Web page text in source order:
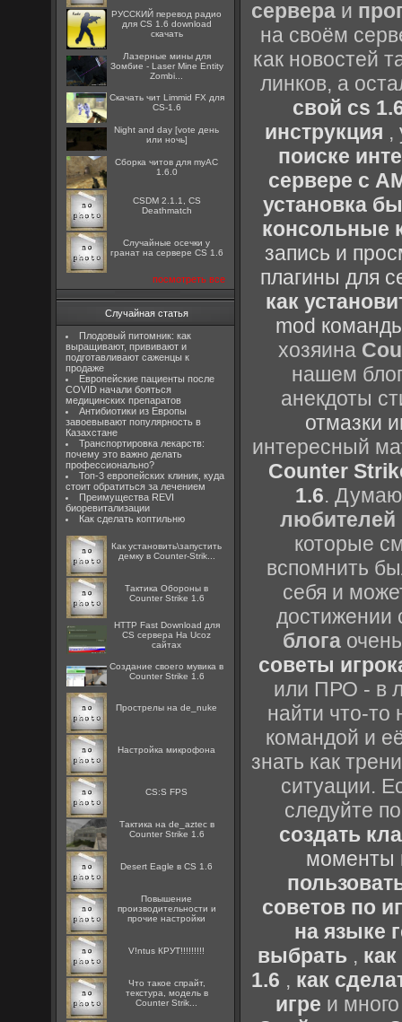
РУССКИЙ перевод радио
для CS 1.6 download
скачать
Лазерные мины для
Зомбие - Laser Mine Entity
Zombi...
Скачать чит Limmid FX для
CS-1.6
Night and day [vote день
или ночь]
Сборка читов для myAC
1.6.0
CSDM 2.1.1, CS
Deathmatch
Случайные осечки у
гранат на сервере CS 1.6
посмотреть все
Случайная статья
Плодовый питомник: как
выращивают, прививают и
подготавливают саженцы к
продаже
Европейские пациенты после
COVID начали бояться
медицинских препаратов
Антибиотики из Европы
завоевывают популярность в
Казахстане
Транспортировка лекарств:
почему это важно делать
профессионально?
Топ-3 европейских клиник, куда
стоит обратиться за лечением
Преимущества REVI
биоревитализации
Как сделать коптильню
Как установить\запустить
демку в Counter-Strik...
Тактика Обороны в
Counter Strike 1.6
HTTP Fast Download для
CS сервера На Ucoz
сайтах
Создание своего мувика в
Counter Strike 1.6
Прострелы на de_nuke
Настройка микрофона
CS:S FPS
Тактика на de_aztec в
Counter Strike 1.6
Desert Eagle в CS 1.6
Повышение
производительности и
прочие настройки
V!ntus КРУТ!!!!!!!!!
Что такое спрайт,
текстура, модель в
Counter Strik...
сервера и
на своём
как новостей
линков, а
свой cs
инструкция ,
поиске
сервере с
установка
консольные
запись и
плагины для
как
mod
хозяина
нашем
анекдоты
отмазки
интересный
Counter
1.6. Думаю
любителей
которые
вспомнить
себя и
достижении
блога
советы
или ПРО - в
найти что-то
командой и
знать как
ситуации.
следуйте
создать
моменты
советов по
на языке
выбрать ,
1.6 , как
игре и